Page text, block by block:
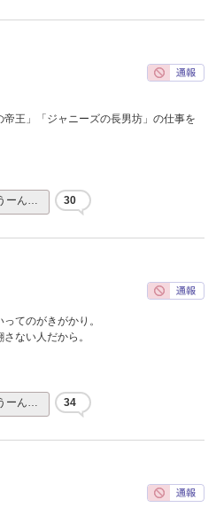
王」「ジャニーズの長男坊」の仕事を
ーん… 30
てのがきがかり。
ない人だから。
ーん… 34